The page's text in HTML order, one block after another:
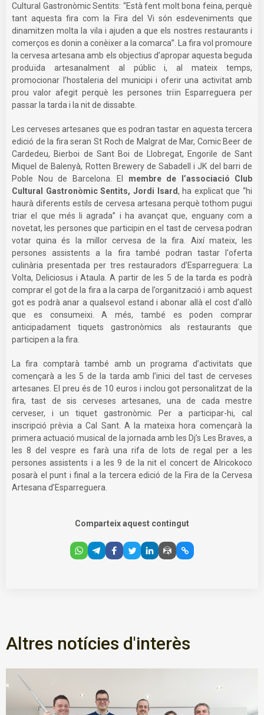
Cultural Gastronòmic Sentits: “Està fent molt bona feina, perquè
tant aquesta fira com la Fira del Vi són esdeveniments que
dinamitzen molta la vila i ajuden a que els nostres restaurants i
comerços es donin a conèixer a la comarca”. La fira vol promoure
la cervesa artesana amb els objectius d’apropar aquesta beguda
produïda artesanalment al públic i, al mateix temps,
promocionar l’hostaleria del municipi i oferir una activitat amb
prou valor afegit perquè les persones triïn Esparreguera per
passar la tarda i la nit de dissabte.
Les cerveses artesanes que es podran tastar en aquesta tercera
edició de la fira seran St Roch de Malgrat de Mar, Comic Beer de
Cardedeu, Bierboi de Sant Boi de Llobregat, Engorile de Sant
Miquel de Balenyà, Rotten Brewery de Sabadell i JK del barri de
Poble Nou de Barcelona. El membre de l’associació Club
Cultural Gastronòmic Sentits, Jordi Isard, ha explicat que “hi
haurà diferents estils de cervesa artesana perquè tothom pugui
triar el que més li agrada” i ha avançat que, enguany com a
novetat, les persones que participin en el tast de cervesa podran
votar quina és la millor cervesa de la fira. Així mateix, les
persones assistents a la fira també podran tastar l'oferta
culinària presentada per tres restauradors d’Esparreguera: La
Volta, Deliciosus i Ataula. A partir de les 5 de la tarda es podrà
comprar el got de la fira a la carpa de l’organització i amb aquest
got es podrà anar a qualsevol estand i abonar allà el cost d'allò
que es consumeixi. A més, també es poden comprar
anticipadament tiquets gastronòmics als restaurants que
participen a la fira.
La fira comptarà també amb un programa d’activitats que
començarà a les 5 de la tarda amb l’inici del tast de cerveses
artesanes. El preu és de 10 euros i inclou got personalitzat de la
fira, tast de sis cerveses artesanes, una de cada mestre
cerveser, i un tiquet gastronòmic. Per a participar-hi, cal
inscripció prèvia a Cal Sant. A la mateixa hora començarà la
primera actuació musical de la jornada amb les Dj’s Les Braves, a
les 8 del vespre es farà una rifa de lots de regal per a les
persones assistents i a les 9 de la nit el concert de Alricokoco
posarà el punt i final a la tercera edició de la Fira de la Cervesa
Artesana d’Esparreguera.
Comparteix aquest contingut
Altres notícies d'interès